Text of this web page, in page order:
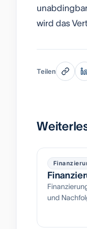
wird das
Teilen
und